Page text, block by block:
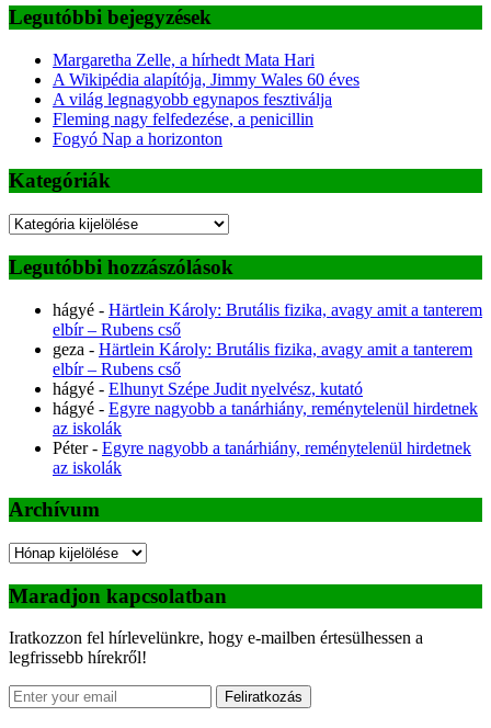
Legutóbbi bejegyzések
Margaretha Zelle, a hírhedt Mata Hari
A Wikipédia alapítója, Jimmy Wales 60 éves
A világ legnagyobb egynapos fesztiválja
Fleming nagy felfedezése, a penicillin
Fogyó Nap a horizonton
Kategóriák
Kategóriák
Legutóbbi hozzászólások
hágyé - Härtlein Károly: Brutális fizika, avagy amit a tanterem
elbír – Rubens cső
geza - Härtlein Károly: Brutális fizika, avagy amit a tanterem
elbír – Rubens cső
hágyé - Elhunyt Szépe Judit nyelvész, kutató
hágyé - Egyre nagyobb a tanárhiány, reménytelenül hirdetnek
az iskolák
Péter- Egyre nagyobb a tanárhiány, reménytelenül hirdetnek
az iskolák
Archívum
Archívum
Maradjon kapcsolatban
Iratkozzon fel hírlevelünkre, hogy e-mailben értesülhessen a
legfrissebb hírekről!
Feliratkozás